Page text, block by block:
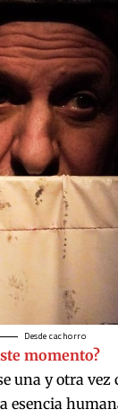
Desde cachorro
momento?
una y otra vez
esencia